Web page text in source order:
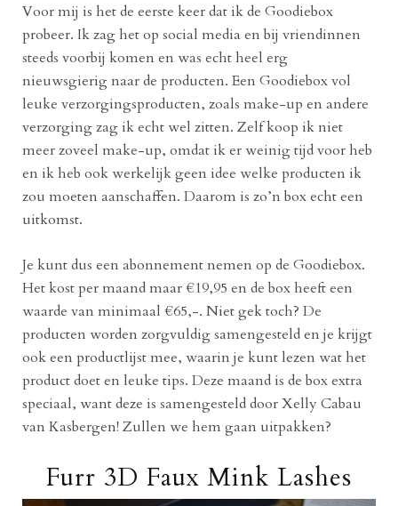
Voor mij is het de eerste keer dat ik de Goodiebox
probeer. Ik zag het op social media en bij vriendinnen
steeds voorbij komen en was echt heel erg
nieuwsgierig naar de producten. Een Goodiebox vol
leuke verzorgingsproducten, zoals make-up en andere
verzorging zag ik echt wel zitten. Zelf koop ik niet
meer zoveel make-up, omdat ik er weinig tijd voor heb
en ik heb ook werkelijk geen idee welke producten ik
zou moeten aanschaffen. Daarom is zo’n box echt een
uitkomst.
Je kunt dus een abonnement nemen op de Goodiebox.
Het kost per maand maar €19,95 en de box heeft een
waarde van minimaal €65,-. Niet gek toch? De
producten worden zorgvuldig samengesteld en je krijgt
ook een productlijst mee, waarin je kunt lezen wat het
product doet en leuke tips. Deze maand is de box extra
speciaal, want deze is samengesteld door Xelly Cabau
van Kasbergen! Zullen we hem gaan uitpakken?
Furr 3D Faux Mink Lashes